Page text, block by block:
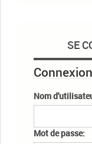
SE
Connexion
Nom
Mot de passe: